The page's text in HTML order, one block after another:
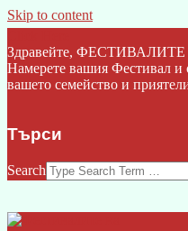
Skip to content
Здравейте, ФЕСТИВАЛИТЕ
Намерете вашия Фестивал и
вашето семейство и
Търси
Search